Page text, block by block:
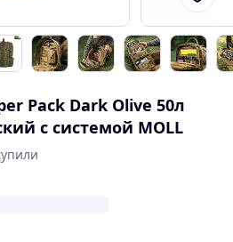
Pack Dark Olive 50л
с системой MOLL